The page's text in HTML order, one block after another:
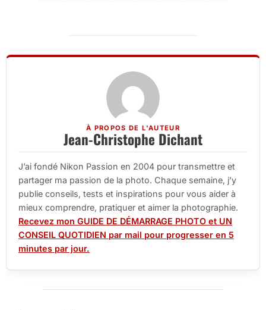
À PROPOS DE L'AUTEUR
Jean-Christophe Dichant
J’ai fondé Nikon Passion en 2004 pour transmettre et
partager ma passion de la photo. Chaque semaine, j’y
publie conseils, tests et inspirations pour vous aider à
mieux comprendre, pratiquer et aimer la photographie.
Recevez mon GUIDE DE DÉMARRAGE PHOTO et UN
CONSEIL QUOTIDIEN par mail pour progresser en 5
minutes par jour.